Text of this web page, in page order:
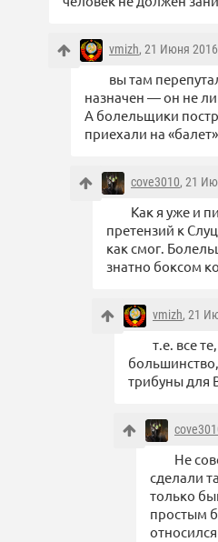
vmizh, 21 Июня
вы там
назначен — он не
А болельщики
приехали на «балет»
cove3010, 21
Как я уже и
претензий к
как смог.
знатно боксом
vmizh, 21
т.е. все
трибуны для
Не
сделали
только
простым